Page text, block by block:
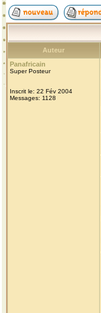
Auteur
Panafricain
Super Posteur
Inscrit le: 22 Fév 2004
Messages: 1128